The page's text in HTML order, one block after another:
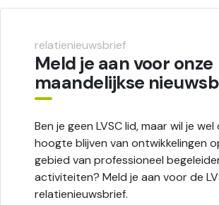
relatienieuwsbrief
Meld je aan voor onze
maandelijkse
Ben je geen LVSC lid, maar wil je
hoogte blijven van ontwikkelingen
gebied van professioneel
activiteiten? Meld je aan voor de
relatienieuwsbrief.